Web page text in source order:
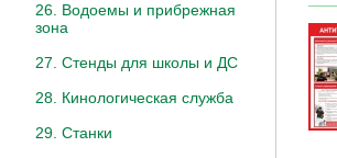
26. Водоемы и прибрежная
зона
27. Стенды для школы и ДС
28. Кинологическая служба
29. Станки